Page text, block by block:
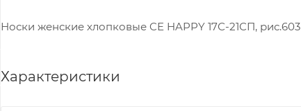
Носки женские хлопковые CE HAPPY 17С-21СП, рис.603
Характеристики